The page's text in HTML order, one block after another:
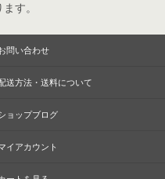
す。
問い合わせ
送方法・送料について
ョップブログ
イアカウント